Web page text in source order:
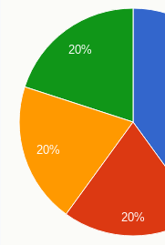
20%
20%
20%
Indice di criminalità
Assistenza Sanitaria
Indice
Indice
Indice
Nazione